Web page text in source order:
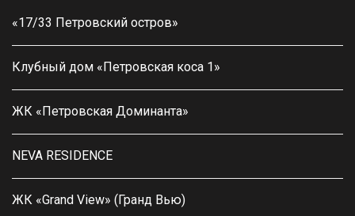
«17/33 Петровский остров»
Клубный дом «Петровская коса 1»
ЖК «Петровская Доминанта»
NEVA RESIDENCE
ЖК «Grand View» (Гранд Вью)